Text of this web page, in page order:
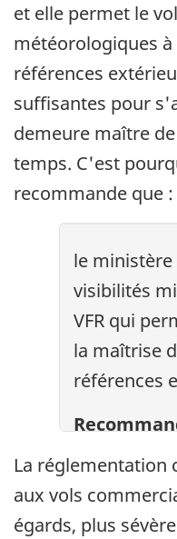
et elle permet le
météorologiques
références
suffisantes pour
demeure maître
temps. C'est
recommande que :
le
visibilités
VFR qui
la maîtrise
références
La réglementation
aux vols
égards, plus